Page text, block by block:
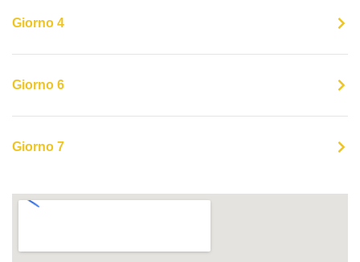
Giorno 4
Giorno 6
Giorno 7